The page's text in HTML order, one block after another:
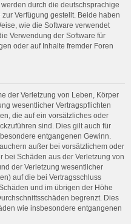
durch die deutschsprachige
Verfügung gestellt. Beide haben
wie die Software verwendet
Verwendung der Software für
oder auf Inhalte fremder Foren
der Verletzung von Leben, Körper
wesentlicher Vertragspflichten
die auf ein vorsätzliches oder
sind. Dies gilt auch für
entgangenen Gewinn.
außer bei vorsätzlichem oder
bei Schäden aus der Verletzung von
der Verletzung wesentlicher
auf die bei Vertragsschluss
und im übrigen der Höhe
begrenzt. Dies
wie insbesondere entgangenen